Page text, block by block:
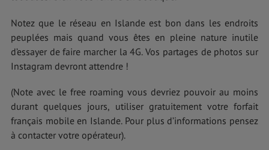
Notez que le réseau en Islande est bon dans les endroits
peuplées mais quand vous êtes en pleine nature inutile
d’essayer de faire marcher la 4G. Vos partages de photos sur
Instagram devront attendre !
(Note avec le free roaming vous devriez pouvoir au moins
durant quelques jours, utiliser gratuitement votre forfait
français mobile en Islande. Pour plus d’informations pensez
à contacter votre opérateur).